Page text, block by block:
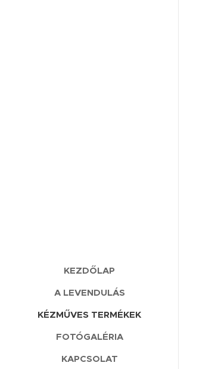
KEZDŐLAP
A LEVENDULÁS
KÉZMŰVES TERMÉKEK
FOTÓGALÉRIA
KAPCSOLAT